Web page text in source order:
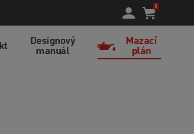
0
Designový
manuál
Mazací
plán